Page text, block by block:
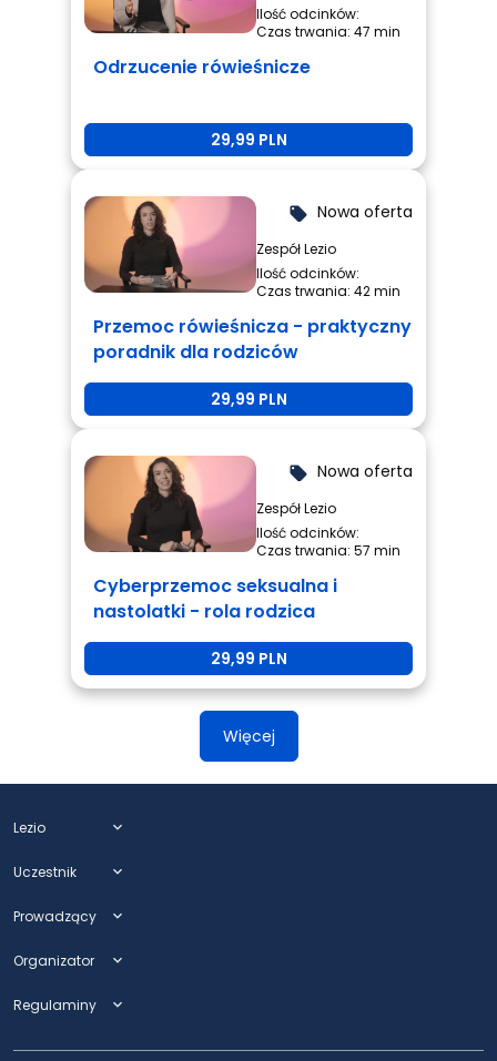
Ilość odcinków:
Czas trwania: 47 min
Odrzucenie rówieśnicze
29,99 PLN
local_offer Nowa oferta
Zespół Lezio
Ilość odcinków:
Czas trwania: 42 min
Przemoc rówieśnicza - praktyczny
poradnik dla rodziców
29,99 PLN
local_offer Nowa oferta
Zespół Lezio
Ilość odcinków:
Czas trwania: 57 min
Cyberprzemoc seksualna i
nastolatki - rola rodzica
29,99 PLN
Więcej
Lezio expand_more
Uczestnik expand_more
Prowadzący expand_more
Organizator expand_more
Regulaminy expand_more